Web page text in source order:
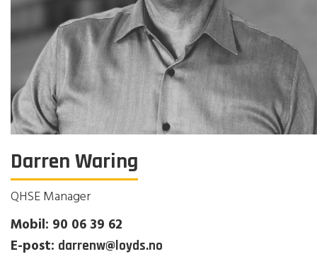
Darren Waring
QHSE Manager
Mobil: 90 06 39 62
E-post: darrenw@loyds.no